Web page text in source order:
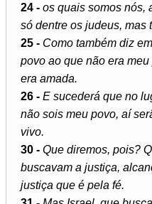
24 - os quais somos nós,
só dentre os judeus, mas
25 - Como também diz
povo ao que não era
era amada.
26 - E sucederá que no
não sois meu povo, aí
vivo.
30 - Que diremos, pois?
buscavam a justiça,
justiça que é pela fé.